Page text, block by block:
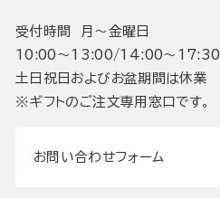
受付時間 月〜金曜日
10:00〜13:00/14:00〜17:30
土日祝日およびお盆期間は休業
※ギフトのご注文専用窓口です。
お問い合わせフォーム